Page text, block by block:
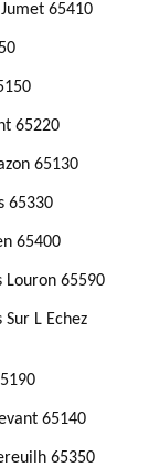
65410
65220
65130
65330
65400
Louron 65590
L Echez
65140
65350